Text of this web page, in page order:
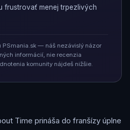
frustrovať menej trpezlivých
— náš nezávislý názor
informácií, nie recenzia
komunity nájdeš nižšie.
Time prináša do franšízy úplne